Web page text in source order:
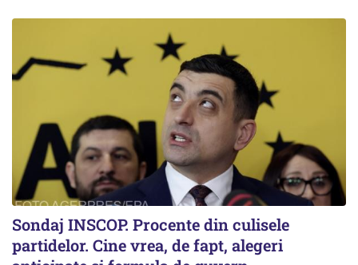
Sondaj INSCOP. Procente din culisele
partidelor. Cine vrea, de fapt, alegeri